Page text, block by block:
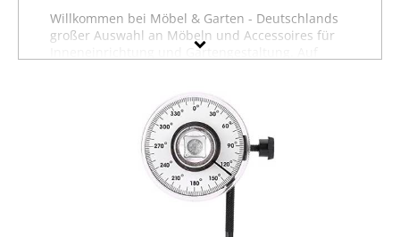
Willkommen bei Möbel & Garten - Deutschlands
großer Auswahl an Möbeln und Accessoires für
Inneneinrichtung und Gartengestaltung. Auf
Wollen Sie sich inspirieren lassen und stöbern,
oder suchen Sie etwas ganz bestimmtes?
Vielleicht finden Sie es in einer unserer
Möbelfachabteilungen, zum Beispiel im Bereich
Baumarktartikel von YUKOFE, unter
oder in der Abteilung für
Gartenausstattung von YUKOFE
die Filter auf dieser Seite, um gezielt nach